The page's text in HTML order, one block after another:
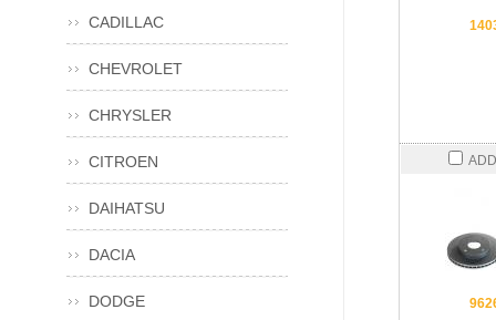
CADILLAC
CHEVROLET
CHRYSLER
CITROEN
DAIHATSU
DACIA
DODGE